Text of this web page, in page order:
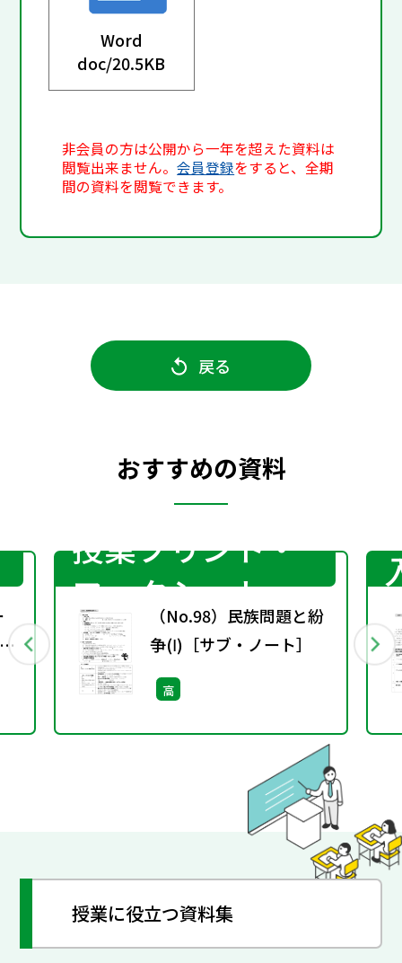
Word
doc/20.5KB
非会員の方は公開から一年を超えた資料は
閲覧出来ません。会員登録をすると、全期
間の資料を閲覧できます。
戻る
おすすめの資料
授業プリント・
ワークシート
（No.98）民族問題と紛
争(Ⅰ)［サブ・ノート］
高
授業に役立つ資料集